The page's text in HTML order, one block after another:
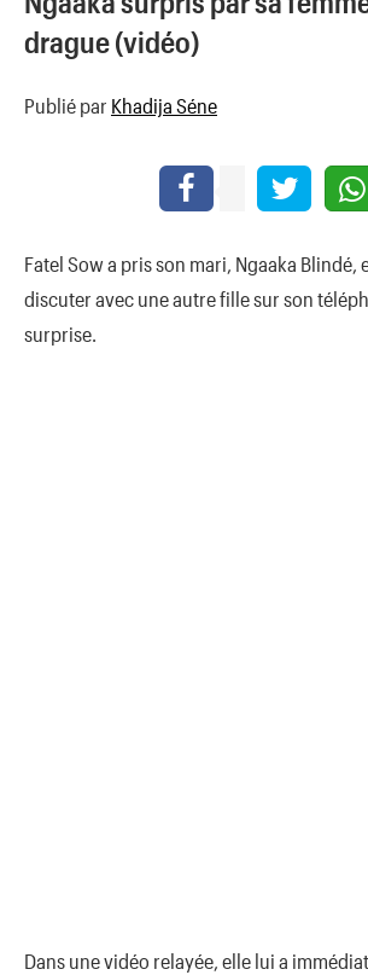
drague (vidéo)
Publié par Khadija Séne
Fatel Sow a pris son mari, Ngaaka Blindé,
discuter avec une autre fille sur son
surprise.
Dans une vidéo relayée, elle lui a